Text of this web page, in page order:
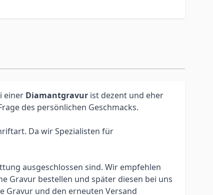
einer Diamantgravur ist dezent und eher
des persönlichen Geschmacks.
Da wir Spezialisten für
ausgeschlossen sind. Wir empfehlen
Gravur bestellen und später diesen bei uns
Gravur und den erneuten Versand